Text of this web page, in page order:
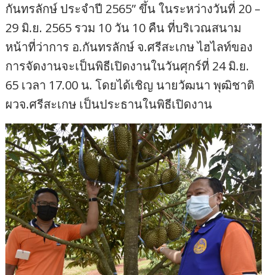
กันทรลักษ์ ประจำปี 2565” ขึ้น ในระหว่างวันที่ 20 –
29 มิ.ย. 2565 รวม 10 วัน 10 คืน ที่บริเวณสนาม
หน้าที่ว่าการ อ.กันทรลักษ์ จ.ศรีสะเกษ ไฮไลท์ของ
การจัดงานจะเป็นพิธีเปิดงานในวันศุกร์ที่ 24 มิ.ย.
65 เวลา 17.00 น. โดยได้เชิญ นายวัฒนา พุฒิชาติ
ผวจ.ศรีสะเกษ เป็นประธานในพิธีเปิดงาน